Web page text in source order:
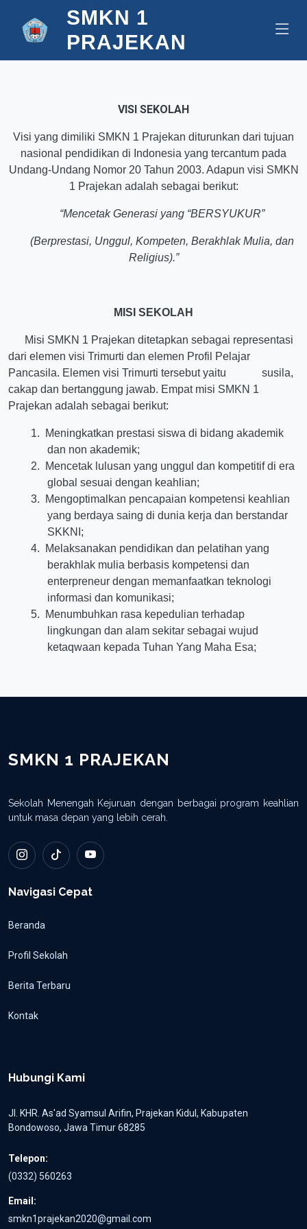
SMKN 1
PRAJEKAN
VISI SEKOLAH
Visi yang dimiliki SMKN 1 Prajekan diturunkan dari tujuan
nasional pendidikan di Indonesia yang tercantum pada
Undang-Undang Nomor 20 Tahun 2003. Adapun visi SMKN
1 Prajekan adalah sebagai berikut:
“Mencetak Generasi yang “BERSYUKUR”
(Berprestasi, Unggul, Kompeten, Berakhlak Mulia, dan
Religius).”
MISI SEKOLAH
Misi SMKN 1 Prajekan ditetapkan sebagai representasi
dari elemen visi Trimurti dan elemen Profil Pelajar
Pancasila. Elemen visi Trimurti tersebut yaitu susila,
cakap dan bertanggung jawab. Empatmisi SMKN 1
Prajekan adalah sebagai berikut:
1.
Meningkatkan prestasi siswa di bidang akademik
dan non akademik;
2.
Mencetak lulusan yang unggul dan kompetitif di era
global sesuai dengan keahlian;
3.
Mengoptimalkan pencapaian kompetensi keahlian
yang berdaya saing di dunia kerja dan berstandar
SKKNI;
4.
Melaksanakan pendidikan dan pelatihan yang
berakhlak mulia berbasis kompetensi dan
enterpreneur dengan memanfaatkan teknologi
informasi dan komunikasi;
5.
Menumbuhkan rasa kepedulian terhadap
lingkungan dan alam sekitar sebagai wujud
ketaqwaan kepada Tuhan Yang Maha Esa;
SMKN 1 PRAJEKAN
Sekolah Menengah Kejuruan dengan berbagai program keahlian
untuk masa depan yang lebih cerah.
Navigasi Cepat
Beranda
Profil Sekolah
Berita Terbaru
Kontak
Hubungi Kami
Jl. KHR. As'ad Syamsul Arifin, Prajekan Kidul, Kabupaten
Bondowoso, Jawa Timur 68285
Telepon:
(0332) 560263
Email:
smkn1prajekan2020@gmail.com